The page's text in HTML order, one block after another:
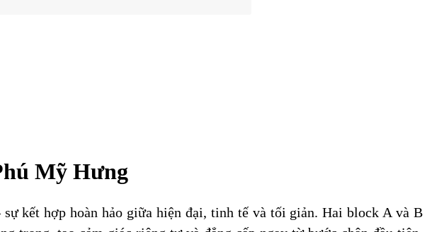
Mỹ Hưng
kết hợp hoàn hảo giữa hiện đại, tinh tế và tối giản. Hai block A và B